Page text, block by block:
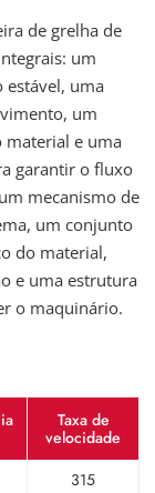
de grelha de
um
estável, uma
um
material e uma
garantir o fluxo
mecanismo de
um conjunto
do material,
e uma estrutura
o maquinário.
Taxa de
velocidade
315